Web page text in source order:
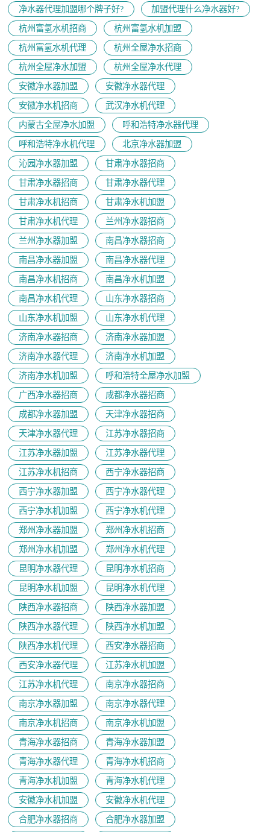
净水器代理加盟哪个牌子好?
加盟代理什么净水器好?
杭州富氢水机招商
杭州富氢水机加盟
杭州富氢水机代理
杭州全屋净水招商
杭州全屋净水加盟
杭州全屋净水代理
安徽净水器加盟
安徽净水器代理
安徽净水机招商
武汉净水机代理
内蒙古全屋净水加盟
呼和浩特净水器代理
呼和浩特净水机代理
北京净水器加盟
沁园净水器加盟
甘肃净水器招商
甘肃净水器招商
甘肃净水器代理
甘肃净水机招商
甘肃净水机加盟
甘肃净水机代理
兰州净水器招商
兰州净水器加盟
南昌净水器招商
南昌净水器加盟
南昌净水器代理
南昌净水机招商
南昌净水机加盟
南昌净水机代理
山东净水器招商
山东净水机加盟
山东净水机代理
济南净水器招商
济南净水器加盟
济南净水器代理
济南净水机加盟
济南净水机加盟
呼和浩特全屋净水加盟
广西净水器招商
成都净水器招商
成都净水器加盟
天津净水器招商
天津净水器代理
江苏净水器招商
江苏净水器加盟
江苏净水器代理
江苏净水机招商
西宁净水器招商
西宁净水器加盟
西宁净水器代理
西宁净水机加盟
西宁净水机代理
郑州净水器加盟
郑州净水机招商
郑州净水机加盟
郑州净水机代理
昆明净水器代理
昆明净水机招商
昆明净水机加盟
昆明净水机代理
陕西净水器招商
陕西净水器加盟
陕西净水器代理
陕西净水机加盟
陕西净水机代理
西安净水器招商
西安净水器代理
江苏净水机加盟
江苏净水机代理
南京净水器招商
南京净水器加盟
南京净水器代理
​南京净水机招商
南京净水机加盟
青海净水器招商
青海净水器加盟
青海净水器代理
青海净水机招商
青海净水机加盟
青海净水机代理
安徽净水机加盟
安徽净水机代理
合肥净水器招商
合肥净水器加盟